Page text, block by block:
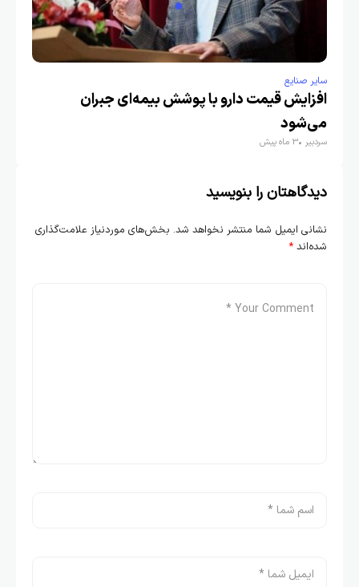
سایر صنایع
افزایش قیمت دارو با پوشش بیمه‌ای جبران
می‌شود
سردبیر 3 ماه پیش
دیدگاهتان را بنویسید
نشانی ایمیل شما منتشر نخواهد شد. بخش‌های موردنیاز علامت‌گذاری
شده‌اند *